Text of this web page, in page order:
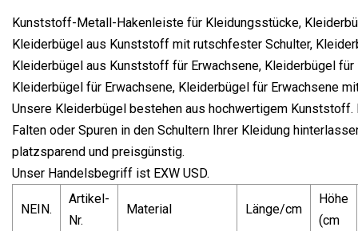
Kunststoff-Metall-Hakenleiste für Kleidungsstücke,
Kleiderbügel aus Kunststoff mit rutschfester Schulter,
Kleiderbügel aus Kunststoff für Erwachsene, Kleiderbügel
Kleiderbügel für Erwachsene, Kleiderbügel für Erwachsene
Unsere Kleiderbügel bestehen aus hochwertigem
Falten oder Spuren in den Schultern Ihrer Kleidung
platzsparend und preisgünstig.
Unser Handelsbegriff ist EXW USD.
NEIN.
Artikel-
Nr.
Material Länge/cm
Höhe
(cm